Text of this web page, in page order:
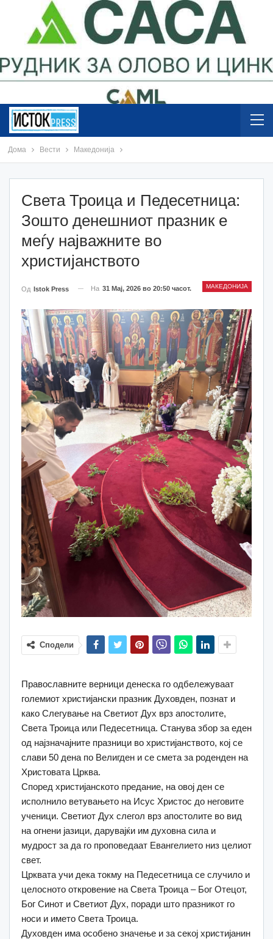
Дома Вести Македонија
Света Троица и Педесетница:
Зошто денешниот празник е
меѓу најважните во
христијанството
МАКЕДОНИЈА
Од Istok Press На 31 Мај, 2026 во 20:50 часот.
Сподели
Православните верници денеска го одбележуваат
големиот христијански празник Духовден, познат и
како Слегување на Светиот Дух врз апостолите,
Света Троица или Педесетница. Станува збор за еден
од најзначајните празници во христијанството, кој се
слави 50 дена по Велигден и се смета за роденден на
Христовата Црква.
Според христијанското предание, на овој ден се
исполнило ветувањето на Исус Христос до неговите
ученици. Светиот Дух слегол врз апостолите во вид
на огнени јазици, дарувајќи им духовна сила и
мудрост за да го проповедаат Евангелието низ целиот
свет.
Црквата учи дека токму на Педесетница се случило и
целосното откровение на Света Троица – Бог Отецот,
Бог Синот и Светиот Дух, поради што празникот го
носи и името Света Троица.
Духовден има особено значење и за секој христијанин